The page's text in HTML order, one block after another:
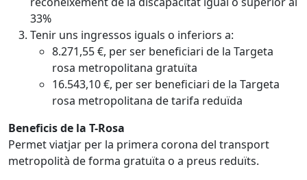
33%
Tenir uns ingressos iguals o inferiors a:
8.271,55 €, per ser beneficiari de la Targeta
rosa metropolitana gratuïta
16.543,10 €, per ser beneficiari de la Targeta
rosa metropolitana de tarifa reduïda
Beneficis de la T-Rosa
Permet viatjar per la primera corona del transport
metropolità de forma gratuïta o a preus reduïts.